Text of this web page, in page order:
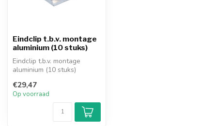
Eindclip t.b.v. montage
aluminium (10 stuks)
Eindclip t.b.v. montage
aluminium (10 stuks)
€29,47
Op voorraad